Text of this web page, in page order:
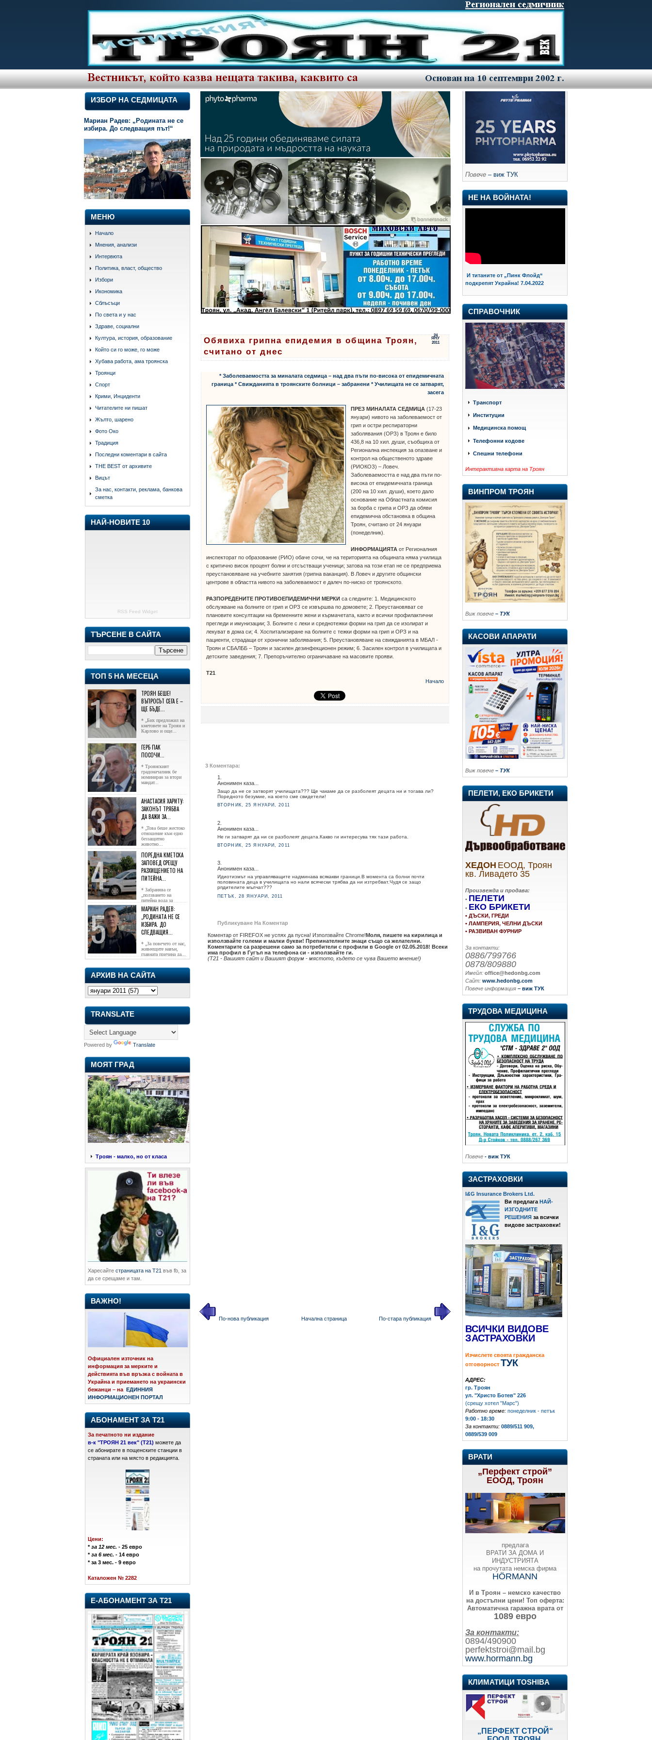
ИЗБОР НА СЕДМИЦАТА
Мариан Радев: „Родината не се
избира. До следващия път!“
МЕНЮ
Начало
Мнения, анализи
Интервюта
Политика, власт, общество
Избори
Икономика
Сблъсъци
По света и у нас
Здраве, социални
Култура, история, образование
Който си го може, го може
Хубава работа, ама троянска
Троянци
Спорт
Крими, Инциденти
Читателите ни пишат
Жълто, шарено
Фото Око
Традиция
Последни коментари в сайта
THE BEST от архивите
Вицът
За нас, контакти, реклама, банкова
сметка
НАЙ-НОВИТЕ 10
RSS Feed Widget
ТЪРСЕНЕ В САЙТА
ТОП 5 НА МЕСЕЦА
ТРОЯН БЕШЕ!
ВЪПРОСЪТ СЕГА Е –
ЩЕ БЪДЕ...
* „Бих предложил на
кметовете на Троян и
Карлово и още...
ГЕРБ ПАК
ПОСОЧИ...
* Троянският
градоначалник бе
номиниран за втори
мандат...
АНАСТАСИЯ ХАРИТУ:
ЗАКОНЪТ ТРЯБВА
ДА ВАЖИ ЗА...
* „Това беше жестоко
отношение към едно
беззащитно
животно...
ПОРЕДНА КМЕТСКА
ЗАПОВЕД СРЕЩУ
РАЗХИЩЕНИЕТО НА
ПИТЕЙНА...
* Забранява се
„ползването на
питейна вода за
напояване...
МАРИАН РАДЕВ:
„РОДИНАТА НЕ СЕ
ИЗБИРА. ДО
СЛЕДВАЩИЯ...
* „За повечето от нас,
живеещите навън,
главната причина да...
АРХИВ НА САЙТА
TRANSLATE
Powered by Translate
МОЯТ ГРАД
Троян - малко, но от класа
Харесайте страницата на Т21 във fb, за
да се срещаме и там.
ВАЖНО!
Официален източник на
информация за мерките и
действията във връзка с войната в
Украйна и приемането на украински
бежанци – на ЕДИННИЯ
ИНФОРМАЦИОНЕН ПОРТАЛ
АБОНАМЕНТ ЗА Т21
За печатното ни издание
в-к "ТРОЯН 21 век" (Т21) можете да
се абонирате в пощенските станции в
страната или на място в редакцията.
Цени:
*за 12 мес. - 25 евро
*за 6 мес. - 14 евро
* за 3 мес. - 9 евро
Каталожен № 2282
Е-АБОНАМЕНТ ЗА Т21
24
ЯНУ
2011
Обявиха грипна епидемия в община Троян,
считано от днес
* Заболеваемостта за миналата седмица – над два пъти по-висока от епидемичната
граница * Свижданията в троянските болници – забранени * Училищата не се затварят,
засега
ПРЕЗ МИНАЛАТА СЕДМИЦА (17-23
януари) нивото на заболеваемост от
грип и остри респираторни
заболявания (ОРЗ) в Троян е било
436,8 на 10 хил. души, съобщиха от
Регионална инспекция за опазване и
контрол на общественото здраве
(РИОКОЗ) – Ловеч.
Заболеваемостта е над два пъти по-
висока от епидемичната граница
(200 на 10 хил. души), което дало
основание на Областната комисия
за борба с грипа и ОРЗ да обяви
епидемична обстановка в община
Троян, считано от 24 януари
(понеделник).
ИНФОРМАЦИЯТА от Регионалния
инспекторат по образование (РИО) обаче сочи, че на територията на общината няма училища
с критично висок процент болни и отсъстващи ученици; затова на този етап не се предприема
преустановяване на учебните занятия (грипна ваканция). В Ловеч и другите общински
центрове в областта нивото на заболеваемост е далеч по-ниско от троянското.
РАЗПОРЕДЕНИТЕ ПРОТИВОЕПИДЕМИЧНИ МЕРКИ са следните: 1. Медицинското
обслужване на болните от грип и ОРЗ се извършва по домовете; 2. Преустановяват се
плановите консултации на бременните жени и кърмачетата, както и всички профилактични
прегледи и имунизации; 3. Болните с леки и среднотежки форми на грип да се изолират и
лекуват в дома си; 4. Хоспитализиране на болните с тежки форми на грип и ОРЗ и на
пациенти, страдащи от хронични заболявания; 5. Преустановяване на свижданията в МБАЛ -
Троян и СБАЛББ – Троян и засилен дезинфекционен режим; 6. Засилен контрол в училищата и
детските заведения; 7. Препоръчително ограничаване на масовите прояви.
Т21
Начало
3 Коментара:
1.
Анонимен каза...
Защо да не се затворят училищата??? Ще чакаме да се разболеят децата ни и тогава ли?
Поредното безумие, на което сме свидетели!
ВТОРНИК, 25 ЯНУАРИ, 2011
2.
Анонимен каза...
Не ги затварят да ни се разболеят децата.Какво ги интересува тях тази работа.
ВТОРНИК, 25 ЯНУАРИ, 2011
3.
Анонимен каза...
Идиотизмът на управляващите надминава всякакви граници.В момента са болни почти
половината деца в училищата но нали всячески трябва да ни изтребват.Чудя се защо
рпдителите мълчат???
ПЕТЪК, 28 ЯНУАРИ, 2011
Публикуване На Коментар
Коментар от FIREFOX не успях да пусна! Използвайте Chrome!Моля, пишете на кирилица и
използвайте големи и малки букви! Препинателните знаци също са желателни.
Коментарите са разрешени само за потребители с профили в Google от 02.05.2018! Всеки
има профил в Гугъл на телефона си - използвайте ги.
(Т21 - Вашият сайт и Вашият форум - мястото, където се чува Вашето мнение!)
По-нова публикация По-стара публикация
Начална страница
Повече – виж ТУК
НЕ НА ВОЙНАТА!
И титаните от „Пинк Флойд“
подкрепят Украйна! 7.04.2022
СПРАВОЧНИК
Транспорт
Институции
Медицинска помощ
Телефонни кодове
Спешни телефони
Интерактивна карта на Троян
ВИНПРОМ ТРОЯН
Виж повече – ТУК
КАСОВИ АПАРАТИ
Виж повече – ТУК
ПЕЛЕТИ, ЕКО БРИКЕТИ
ХЕДОН ЕООД, Троян
кв. Ливадето 35
Произвежда и продава:
• ПЕЛЕТИ
• ЕКО БРИКЕТИ
• ДЪСКИ, ГРЕДИ
• ЛАМПЕРИЯ, ЧЕЛНИ ДЪСКИ
• РАЗВИВАН ФУРНИР
За контакти:
0886/799766
0878/809880
Имейл: office@hedonbg.com
Сайт: www.hedonbg.com
Повече информация – виж ТУК
ТРУДОВА МЕДИЦИНА
Повече - виж ТУК
ЗАСТРАХОВКИ
I&G Insurance Brokers Ltd.
Ви предлага НАЙ-
ИЗГОДНИТЕ
РЕШЕНИЯ за всички
видове застраховки!
ВСИЧКИ ВИДОВЕ
ЗАСТРАХОВКИ
Изчислете своята гражданска
отговорност ТУК
АДРЕС:
гр. Троян
ул. "Христо Ботев" 226
(срещу хотел "Марс")
Работно време: понеделник - петък
9:00 - 18:30
За контакти: 0889/511 909,
0889/539 009
ВРАТИ
„Перфект строй”
ЕООД, Троян
предлага
ВРАТИ ЗА ДОМА И
ИНДУСТРИЯТА
на прочутата немска фирма
HÖRMANN
И в Троян – немско качество
на достъпни цени! Топ оферта:
Автоматична гаражна врата от
1089 евро
За контакти:
0894/490900
perfektstroi@mail.bg
www.hormann.bg
КЛИМАТИЦИ TOSHIBA
„ПЕРФЕКТ СТРОЙ“